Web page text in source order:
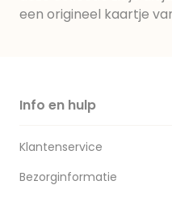
een origineel kaartje
Info en hulp
Klantenservice
Bezorginformatie